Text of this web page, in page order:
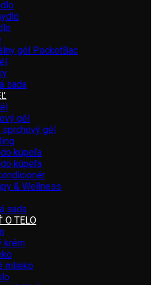
gél PocketBac
sada
gél
sprchový gél
kúpeľa
kúpeľa
& Wellness
sada
O TELO
krém
mlieko